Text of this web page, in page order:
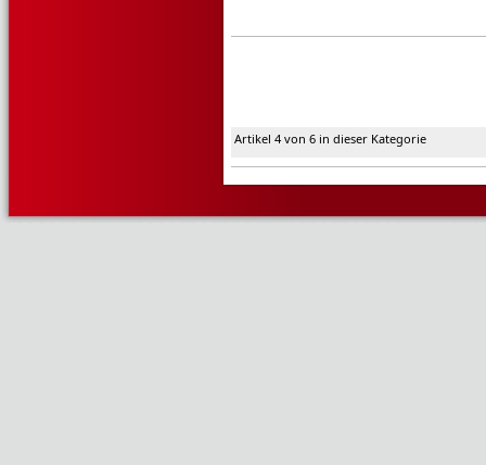
Artikel 4 von 6 in dieser Kategorie